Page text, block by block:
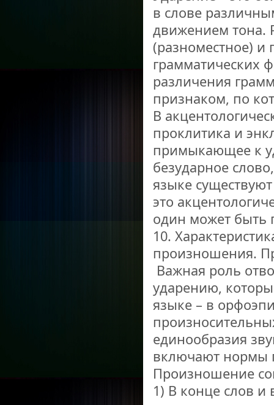
в слове
движением тона.
(разноместное)
грамматических
различения
признаком, по
В
проклитика и
примыкающее к
безударное
языке
это
один может быть
10.
произношения.
Важная роль
ударению,
языке – в
единообразия
включают нормы
Произношение
1) В конце слов и